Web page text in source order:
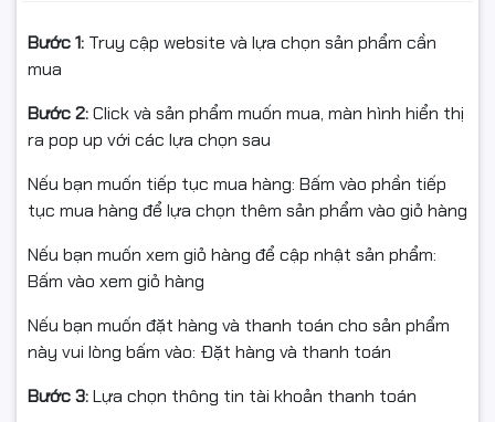
Bảo hành: 24 tháng
🎯 Ứng dụng thực tế
Kết nối Access Point Wi-Fi, điện thoại IP.
Giải pháp mạng cho nhà xưởng, văn phòng, shop kinh
doanh.
Bước 1: Truy cập website và lựa chọn sản phẩm cần
mua
Bước 2:Click và sản phẩm muốn mua, màn hình hiển thị
ra pop up với các lựa chọn sau
Nếu bạn muốn tiếp tục mua hàng: Bấm vào phần tiếp
tục mua hàng để lựa chọn thêm sản phẩm vào giỏ hàng
Nếu bạn muốn xem giỏ hàng để cập nhật sản phẩm:
Bấm vào xem giỏ hàng
Nếu bạn muốn đặt hàng và thanh toán cho sản phẩm
này vui lòng bấm vào: Đặt hàng và thanh toán
Bước 3:Lựa chọn thông tin tài khoản thanh toán